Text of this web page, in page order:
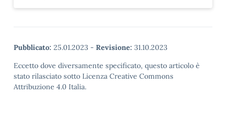
Pubblicato: 25.01.2023 - Revisione: 31.10.2023
Eccetto dove diversamente specificato, questo articolo è
stato rilasciato sotto Licenza Creative Commons
Attribuzione 4.0 Italia.